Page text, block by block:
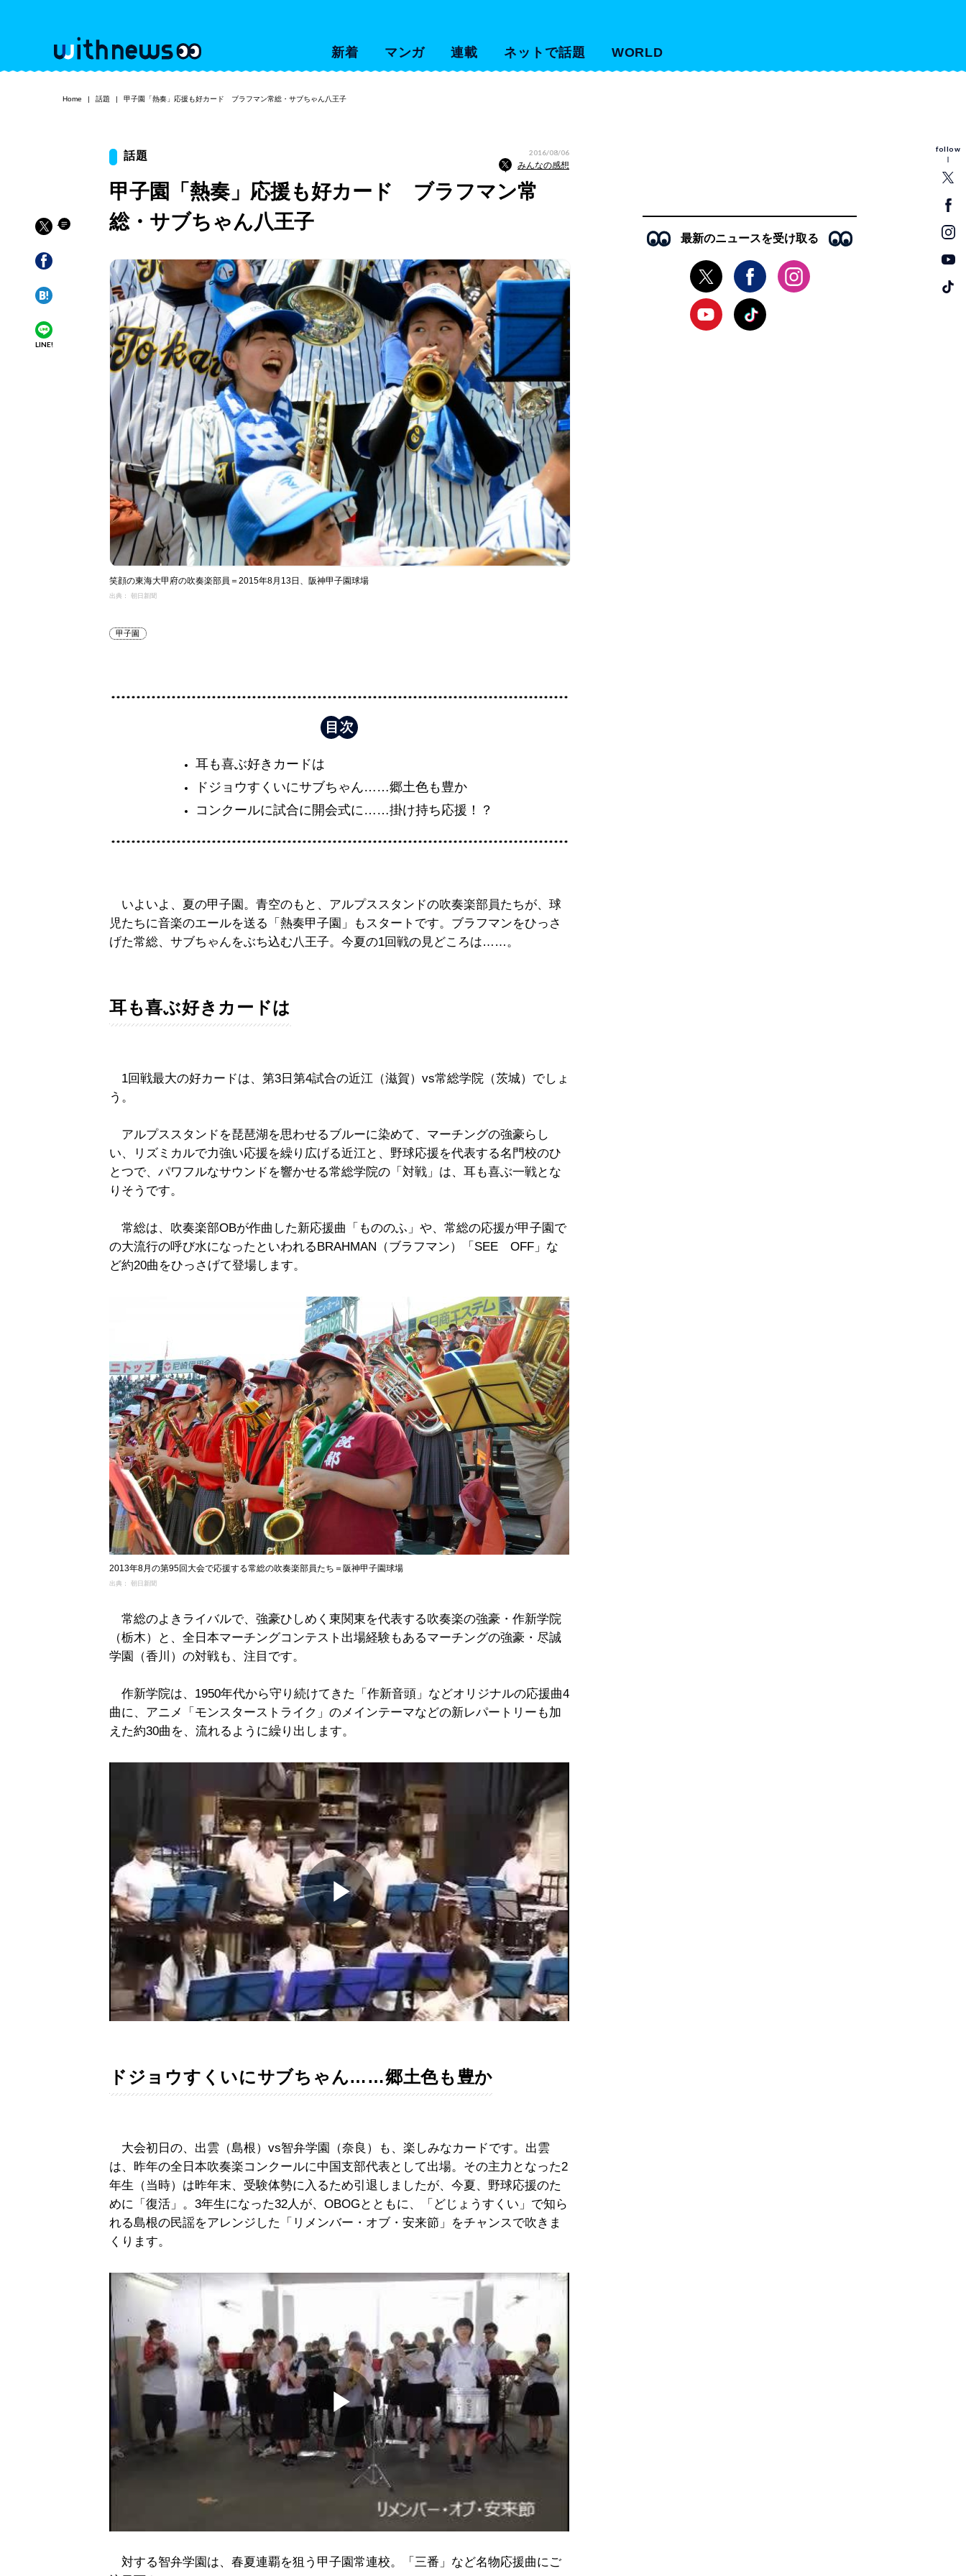
新着 マンガ 連載 ネットで話題 WORLD
follow
Home 話題 甲子園「熱奏」応援も好カード ブラフマン常総・サブちゃん八王子
LINE!
話題 2016/08/06
みんなの感想
甲子園「熱奏」応援も好カード ブラフマン常
総・サブちゃん八王子
笑顔の東海大甲府の吹奏楽部員＝2015年8月13日、阪神甲子園球場
出典： 朝日新聞
甲子園
耳も喜ぶ好きカードは
ドジョウすくいにサブちゃん……郷土色も豊か
コンクールに試合に開会式に……掛け持ち応援！？
いよいよ、夏の甲子園。青空のもと、アルプススタンドの吹奏楽部員たちが、球
児たちに音楽のエールを送る「熱奏甲子園」もスタートです。ブラフマンをひっさ
げた常総、サブちゃんをぶち込む八王子。今夏の1回戦の見どころは……。
耳も喜ぶ好きカードは
1回戦最大の好カードは、第3日第4試合の近江（滋賀）vs常総学院（茨城）でしょ
う。
アルプススタンドを琵琶湖を思わせるブルーに染めて、マーチングの強豪らし
い、リズミカルで力強い応援を繰り広げる近江と、野球応援を代表する名門校のひ
とつで、パワフルなサウンドを響かせる常総学院の「対戦」は、耳も喜ぶ一戦とな
りそうです。
常総は、吹奏楽部OBが作曲した新応援曲「もののふ」や、常総の応援が甲子園で
の大流行の呼び水になったといわれるBRAHMAN（ブラフマン）「SEE OFF」な
ど約20曲をひっさげて登場します。
2013年8月の第95回大会で応援する常総の吹奏楽部員たち＝阪神甲子園球場
出典： 朝日新聞
常総のよきライバルで、強豪ひしめく東関東を代表する吹奏楽の強豪・作新学院
（栃木）と、全日本マーチングコンテスト出場経験もあるマーチングの強豪・尽誠
学園（香川）の対戦も、注目です。
作新学院は、1950年代から守り続けてきた「作新音頭」などオリジナルの応援曲4
曲に、アニメ「モンスターストライク」のメインテーマなどの新レパートリーも加
えた約30曲を、流れるように繰り出します。
Play
Video
ドジョウすくいにサブちゃん……郷土色も豊か
大会初日の、出雲（島根）vs智弁学園（奈良）も、楽しみなカードです。出雲
は、昨年の全日本吹奏楽コンクールに中国支部代表として出場。その主力となった2
年生（当時）は昨年末、受験体勢に入るため引退しましたが、今夏、野球応援のた
めに「復活」。3年生になった32人が、OBOGとともに、「どじょうすくい」で知ら
れる島根の民謡をアレンジした「リメンバー・オブ・安来節」をチャンスで吹きま
くります。
Play
Video
対する智弁学園は、春夏連覇を狙う甲子園常連校。「三番」など名物応援曲にご
最新のニュースを受け取る